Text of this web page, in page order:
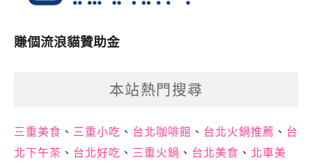
賺個流浪貓贊助金
本站熱門搜尋
三重美食 、 三重小吃 、 台北咖啡館 、 台北火鍋推薦 、 台
北下午茶 、 台北好吃 、 三重火鍋 、 台北美食 、 北車美